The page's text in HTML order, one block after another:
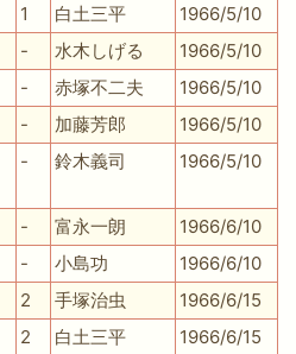
1 白土三平
1966/5/10
- 水木しげる
1966/5/10
- 赤塚不二夫
1966/5/10
- 加藤芳郎
1966/5/10
- 鈴木義司 1966/5/10
- 富永一朗
1966/6/10
- 小島功
1966/6/10
2 手塚治虫
1966/6/15
2 白土三平
1966/6/15